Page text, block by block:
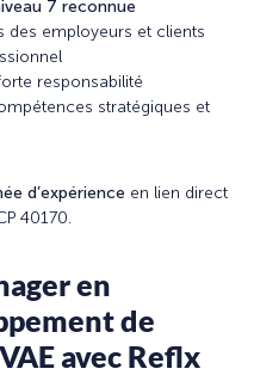
7 reconnue
des employeurs et clients
responsabilité
stratégiques et
d’expérience en lien direct
40170.
en
de
avec Reflx